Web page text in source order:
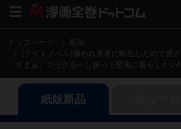
トップページ
[ライトノベル]嫌われ勇者に転生したので愛
「ざまぁ」フラグをへし折って堅実に暮らしたい!
紙版新品